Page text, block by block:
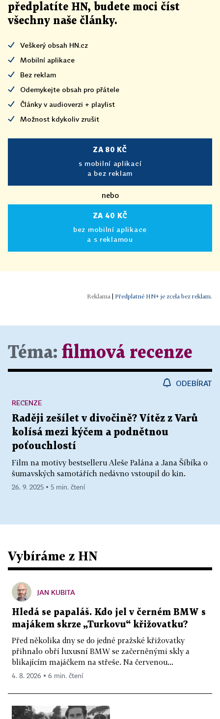
předplatíte HN, budete moci číst
všechny naše články.
Veškerý obsah HN.cz
Mobilní aplikace
Bez reklam
Odemykejte obsah pro přátele
Články v audioverzi + playlist
Možnost kdykoliv zrušit
ZA 80 KČ
s mobilní aplikací
a bez reklam
nebo
ZA 40 KČ
bez mobilní aplikace
a s reklamou
| Předplatné HN+ je zcela bez reklam.
Téma: filmová recenze
ODEBÍRAT
Raději zešílet v divočině? Vítěz z Varů
kolísá mezi kýčem a podnětnou
poťouchlostí
Film na motivy bestselleru Aleše Palána a Jana Šíbíka o
šumavských samotářích nedávno vstoupil do kin.
RECENZE
26. 9. 2025 ▪ 5 min. čtení
Vybíráme z HN
JAN KUBITA
Hledá se papaláš. Kdo jel v černém BMW s
majákem skrze „Turkovu“ křižovatku?
Před několika dny se do jedné pražské křižovatky
přihnalo obří luxusní BMW se začerněnými skly a
blikajícím majáčkem na střeše. Na červenou...
4. 8. 2026 ▪ 6 min. čtení